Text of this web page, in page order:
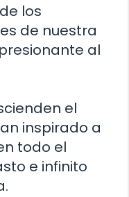
los
de nuestra
al
el
inspirado a
todo el
e infinito